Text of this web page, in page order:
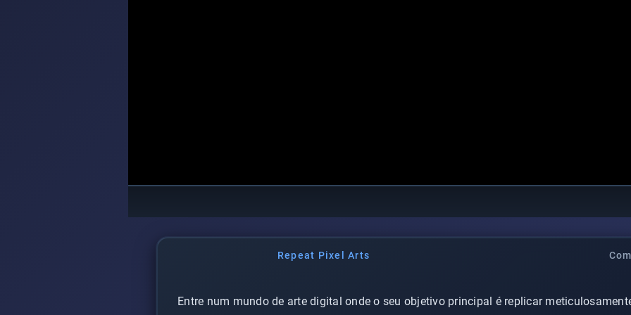
Repeat Pixel Arts
Entre num mundo de arte digital onde o seu objetivo principal é replicar